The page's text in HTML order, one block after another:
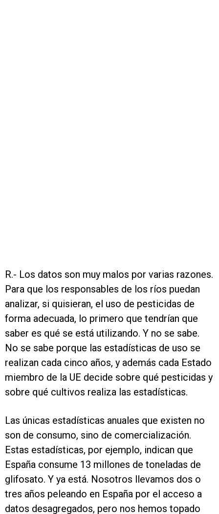
R.- Los datos son muy malos por varias razones.
Para que los responsables de los ríos puedan
analizar, si quisieran, el uso de pesticidas de
forma adecuada, lo primero que tendrían que
saber es qué se está utilizando. Y no se sabe.
No se sabe porque las estadísticas de uso se
realizan cada cinco años, y además cada Estado
miembro de la UE decide sobre qué pesticidas y
sobre qué cultivos realiza las estadísticas.
Las únicas estadísticas anuales que existen no
son de consumo, sino de comercialización.
Estas estadísticas, por ejemplo, indican que
España consume 13 millones de toneladas de
glifosato. Y ya está. Nosotros llevamos dos o
tres años peleando en España por el acceso a
datos desagregados, pero nos hemos topado